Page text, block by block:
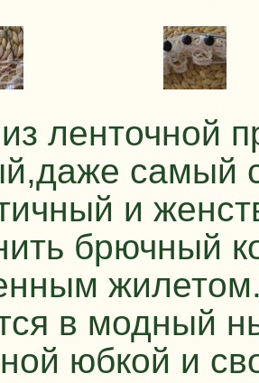
ленточной
самый
и
брючный
в модный
юбкой и